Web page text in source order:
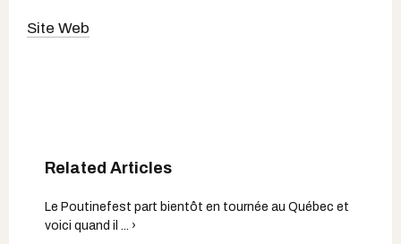
Site Web
Le Poutinefest part bientôt en tournée au Québec et
voici quand il ... ›